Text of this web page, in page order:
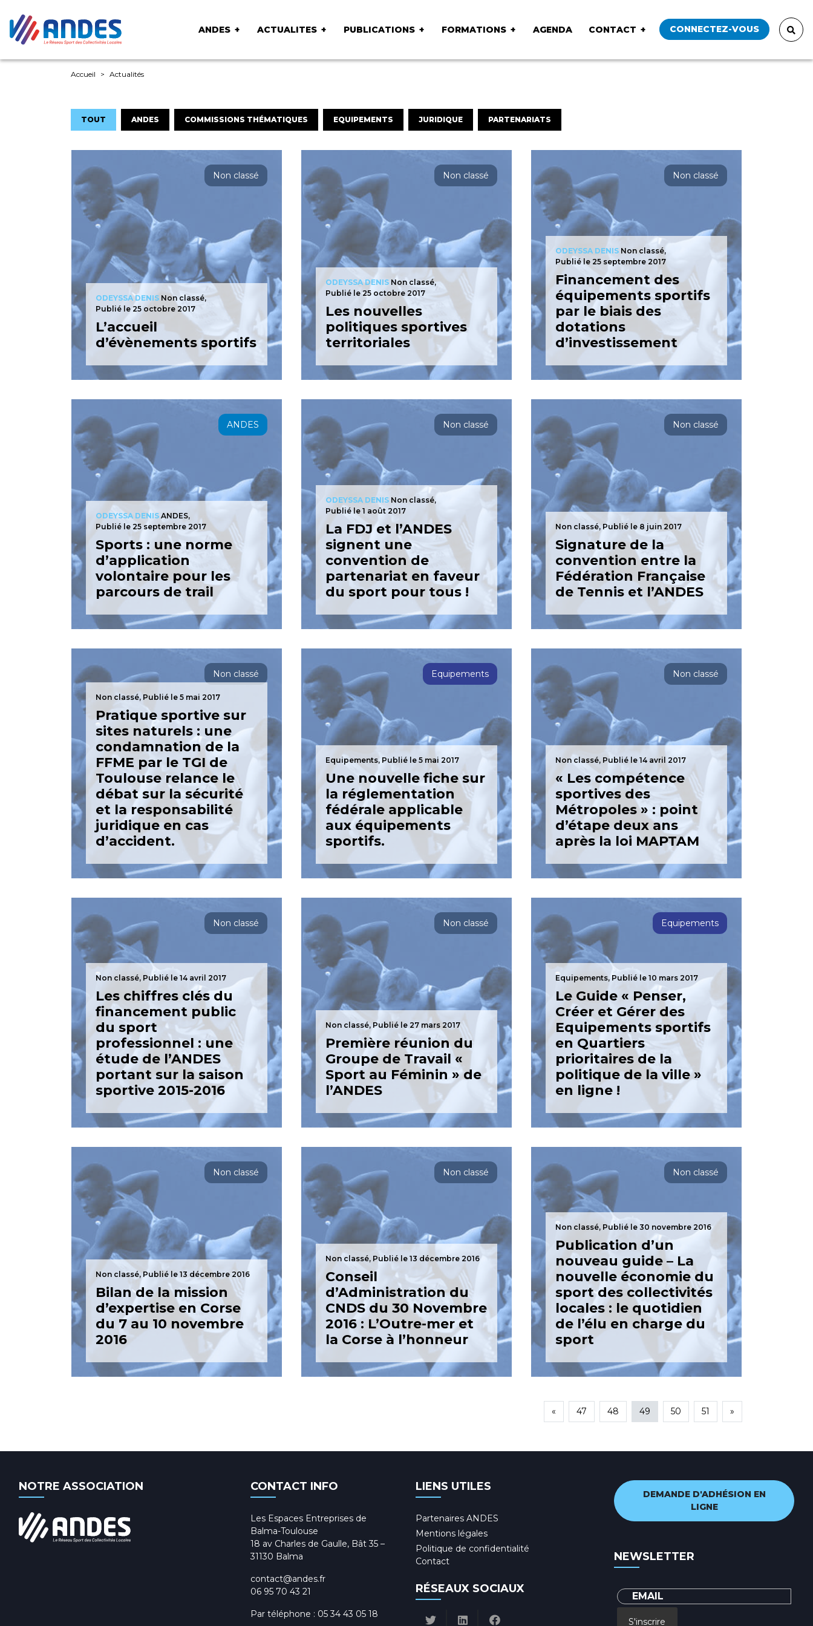
ANDES ACTUALITES PUBLICATIONS FORMATIONS AGENDA CONTACT CONNECTEZ-VOUS
Accueil Actualités
TOUT ANDES COMMISSIONS THÉMATIQUES EQUIPEMENTS JURIDIQUE PARTENARIATS
Non classé
ODEYSSA DENIS Non classé,
Publié le 25 octobre 2017
L’accueil
d’évènements sportifs
Non classé
ODEYSSA DENIS Non classé,
Publié le 25 octobre 2017
Les nouvelles
politiques sportives
territoriales
Non classé
ODEYSSA DENIS Non classé,
Publié le 25 septembre 2017
Financement des
équipements sportifs
par le biais des
dotations
d’investissement
ANDES
ODEYSSA DENIS ANDES,
Publié le 25 septembre 2017
Sports : une norme
d’application
volontaire pour les
parcours de trail
Non classé
ODEYSSA DENIS Non classé,
Publié le 1 août 2017
La FDJ et l’ANDES
signent une
convention de
partenariat en faveur
du sport pour tous !
Non classé
Non classé, Publié le 8 juin 2017
Signature de la
convention entre la
Fédération Française
de Tennis et l’ANDES
Non classé
Non classé, Publié le 5 mai 2017
Pratique sportive sur
sites naturels : une
condamnation de la
FFME par le TGI de
Toulouse relance le
débat sur la sécurité
et la responsabilité
juridique en cas
d’accident.
Equipements
Equipements, Publié le 5 mai 2017
Une nouvelle fiche sur
la réglementation
fédérale applicable
aux équipements
sportifs.
Non classé
Non classé, Publié le 14 avril 2017
« Les compétence
sportives des
Métropoles » : point
d’étape deux ans
après la loi MAPTAM
Non classé
Non classé, Publié le 14 avril 2017
Les chiffres clés du
financement public
du sport
professionnel : une
étude de l’ANDES
portant sur la saison
sportive 2015-2016
Non classé
Non classé, Publié le 27 mars 2017
Première réunion du
Groupe de Travail «
Sport au Féminin » de
l’ANDES
Equipements
Equipements, Publié le 10 mars 2017
Le Guide « Penser,
Créer et Gérer des
Equipements sportifs
en Quartiers
prioritaires de la
politique de la ville »
en ligne !
Non classé
Non classé, Publié le 13 décembre 2016
Bilan de la mission
d’expertise en Corse
du 7 au 10 novembre
2016
Non classé
Non classé, Publié le 13 décembre 2016
Conseil
d’Administration du
CNDS du 30 Novembre
2016 : L’Outre-mer et
la Corse à l’honneur
Non classé
Non classé, Publié le 30 novembre 2016
Publication d’un
nouveau guide – La
nouvelle économie du
sport des collectivités
locales : le quotidien
de l’élu en charge du
sport
« 47 48 49 50 51 »
NOTRE ASSOCIATION CONTACT INFO
Les Espaces Entreprises de
Balma-Toulouse
18 av Charles de Gaulle, Bât 35 –
31130 Balma
contact@andes.fr
06 95 70 43 21
Par téléphone : 05 34 43 05 18
LIENS UTILES
Partenaires ANDES
Mentions légales
Politique de confidentialité
Contact
RÉSEAUX SOCIAUX
DEMANDE D'ADHÉSION EN
LIGNE
NEWSLETTER
S'inscrire